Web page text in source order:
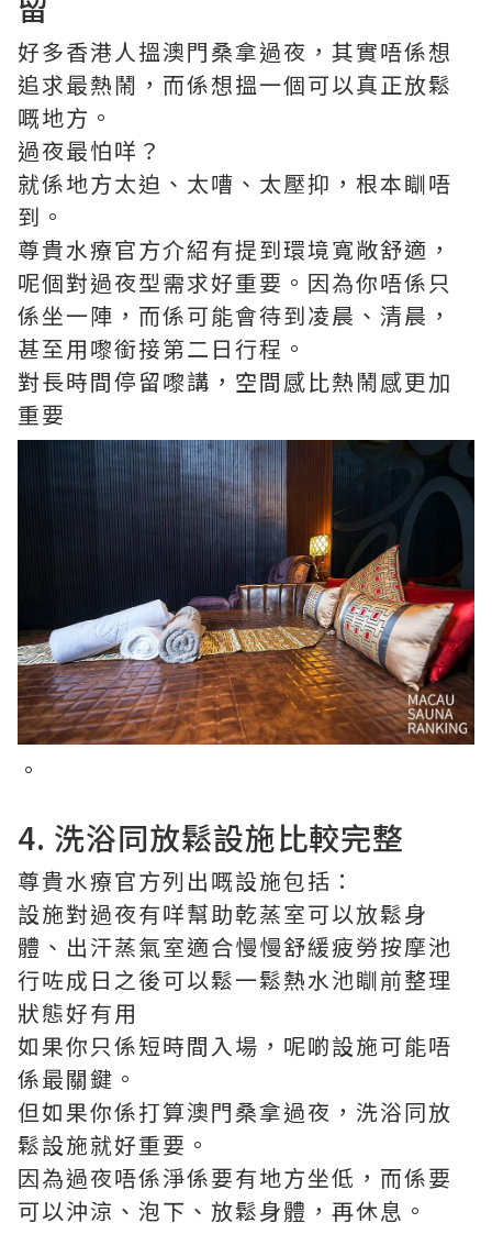
好多香港人搵澳門桑拿過夜，其實唔係想
追求最熱鬧，而係想搵一個可以真正放鬆
嘅地方。
過夜最怕咩？
就係地方太迫、太嘈、太壓抑，根本瞓唔
到。
尊貴水療官方介紹有提到環境寬敞舒適，
呢個對過夜型需求好重要。因為你唔係只
係坐一陣，而係可能會待到凌晨、清晨，
甚至用嚟銜接第二日行程。
對長時間停留嚟講，空間感比熱鬧感更加
重要
。
4. 洗浴同放鬆設施比較完整
尊貴水療官方列出嘅設施包括：
設施對過夜有咩幫助乾蒸室可以放鬆身
體、出汗蒸氣室適合慢慢舒緩疲勞按摩池
行咗成日之後可以鬆一鬆熱水池瞓前整理
狀態好有用
如果你只係短時間入場，呢啲設施可能唔
係最關鍵。
但如果你係打算澳門桑拿過夜，洗浴同放
鬆設施就好重要。
因為過夜唔係淨係要有地方坐低，而係要
可以沖涼、泡下、放鬆身體，再休息。